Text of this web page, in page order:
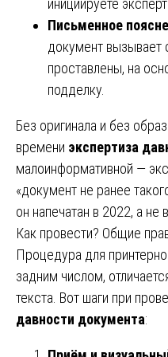
инициируете
Письменное
документ вызывает
проставлены, на
подделку.
Без оригинала и без
времени экспертиза
малоинформативной —
«документ не ранее
он напечатан в 2022, а не
Как провести? Общие
Процедура для
задним числом,
текста. Вот шаги при
давности документа: